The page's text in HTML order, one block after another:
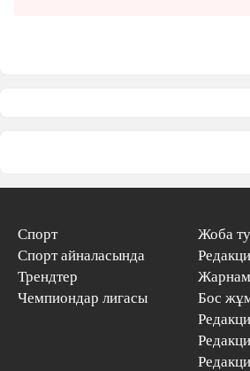
Спорт
Спорт айналасында
Трендтер
Чемпиондар лигасы
Жоба
Бос